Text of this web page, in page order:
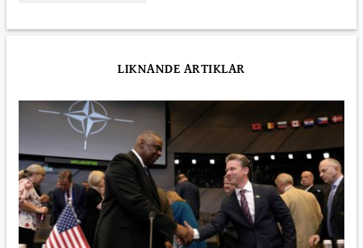
LIKNANDE ARTIKLAR